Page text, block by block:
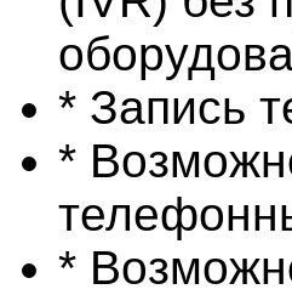
* Запись
*
*